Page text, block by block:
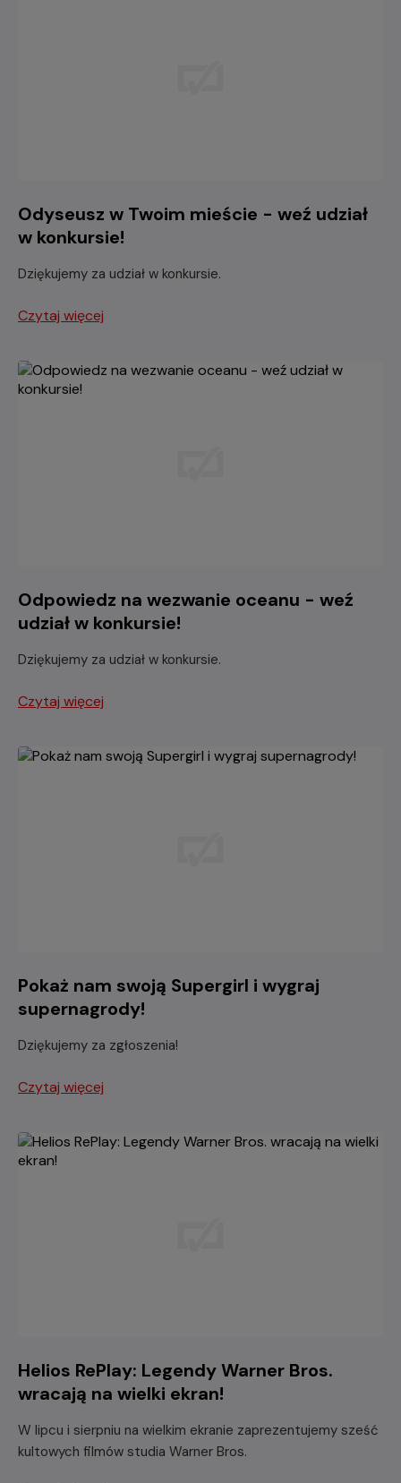
Odyseusz w Twoim mieście - weź udział
w konkursie!
Dziękujemy za udział w konkursie.
Czytaj więcej
Odpowiedz na wezwanie oceanu - weź
udział w konkursie!
Dziękujemy za udział w konkursie.
Czytaj więcej
Pokaż nam swoją Supergirl i wygraj
supernagrody!
Dziękujemy za zgłoszenia!
Czytaj więcej
Helios RePlay: Legendy Warner Bros.
wracają na wielki ekran!
W lipcu i sierpniu na wielkim ekranie zaprezentujemy sześć
kultowych filmów studia Warner Bros.